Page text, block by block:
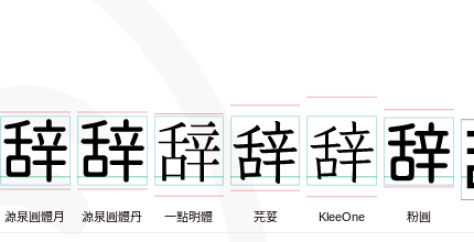
源泉圓體月 源泉圓體丹 一點明體 芫荽 KleeOne 粉圓